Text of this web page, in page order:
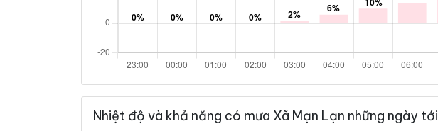
Nhiệt độ và khả năng có mưa Xã Mạn Lạn những ngày tới